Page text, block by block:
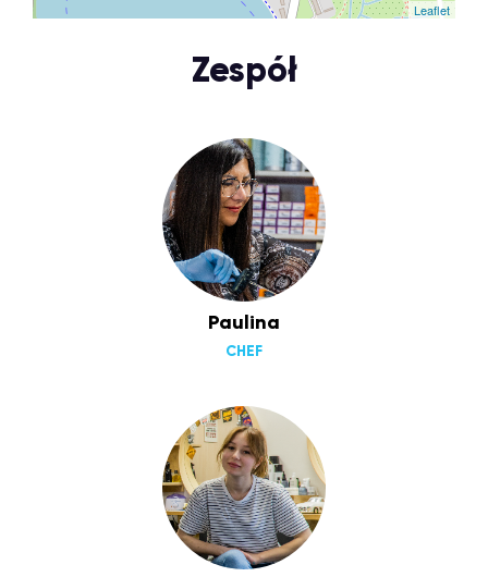
Leaflet
Zespół
Paulina
CHEF